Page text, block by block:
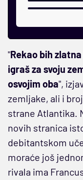
"Rekao bih
igraš za svoju
osvojim oba",
zemljake, ali i
strane Atlantika.
novih stranica
debitantskom
moraće još
rivala ima